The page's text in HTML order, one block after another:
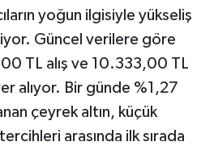
yoğun ilgisiyle yükseliş
Güncel verilere göre
TL alış ve 10.333,00 TL
alıyor. Bir günde %1,27
çeyrek altın, küçük
arasında ilk sırada